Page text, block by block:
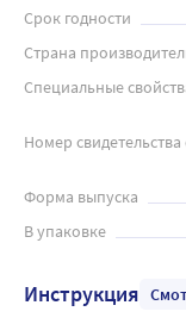
Срок годности
Страна
Специальные
Номер
Форма выпуска
В упаковке
Инструкция